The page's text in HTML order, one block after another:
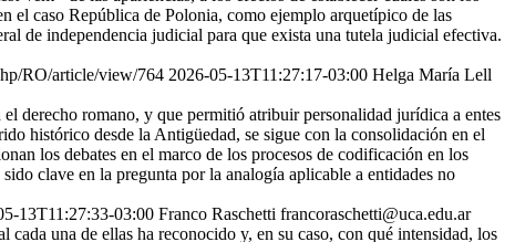
el caso República de Polonia, como ejemplo arquetípico de las
de independencia judicial para que exista una tutela judicial efectiva.
RO/article/view/764 2026-05-13T11:27:17-03:00 Helga María Lell
derecho romano, y que permitió atribuir personalidad jurídica a entes
histórico desde la Antigüedad, se sigue con la consolidación en el
los debates en el marco de los procesos de codificación en los
clave en la pregunta por la analogía aplicable a entidades no
13T11:27:33-03:00 Franco Raschetti francoraschetti@uca.edu.ar
una de ellas ha reconocido y, en su caso, con qué intensidad, los